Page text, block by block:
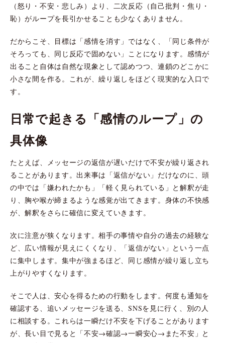
（怒り・不安・悲しみ）より、二次反応（自己批判・焦り・
恥）がループを長引かせることも少なくありません。
だからこそ、目標は「感情を消す」ではなく、「同じ条件が
そろっても、同じ反応で固めない」ことになります。感情が
出ること自体は自然な現象として認めつつ、連鎖のどこかに
小さな間を作る。これが、繰り返しをほどく現実的な入口で
す。
日常で起きる「感情のループ」の
具体像
たとえば、メッセージの返信が遅いだけで不安が繰り返され
ることがあります。出来事は「返信がない」だけなのに、頭
の中では「嫌われたかも」「軽く見られている」と解釈が走
り、胸や喉が締まるような感覚が出てきます。身体の不快感
が、解釈をさらに確信に変えていきます。
次に注意が狭くなります。相手の事情や自分の過去の経験な
ど、広い情報が見えにくくなり、「返信がない」という一点
に集中します。集中が強まるほど、同じ感情が繰り返し立ち
上がりやすくなります。
そこで人は、安心を得るための行動をします。何度も通知を
確認する、追いメッセージを送る、SNSを見に行く、別の人
に相談する。これらは一瞬だけ不安を下げることがあります
が、長い目で見ると「不安→確認→一瞬安心→また不安」と